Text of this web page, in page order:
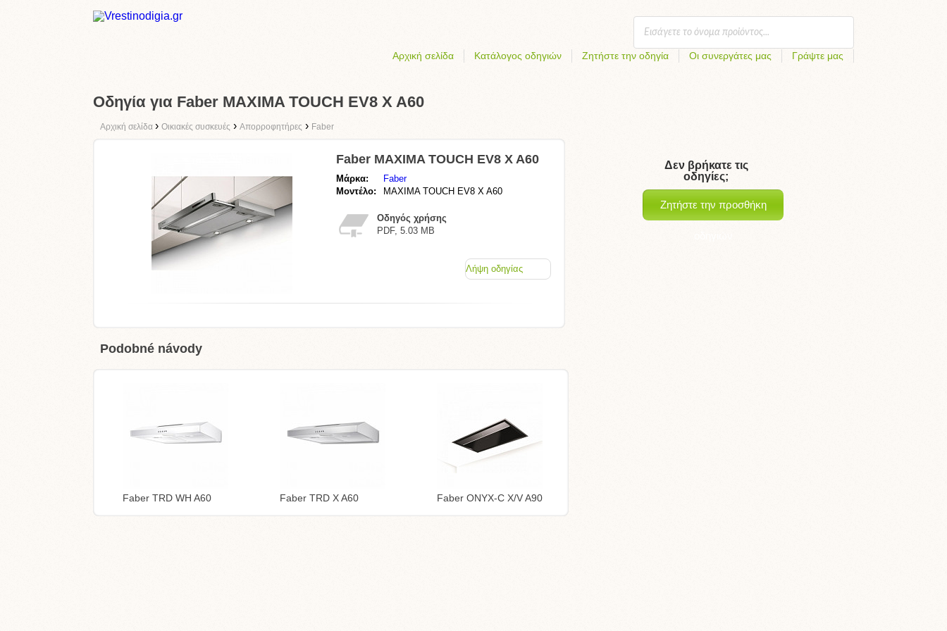
Αρχική σελίδα Κατάλογος οδηγιών Ζητήστε την οδηγία Οι συνεργάτες μας Γράψτε μας
Οδηγία για Faber MAXIMA TOUCH EV8 X A60
Αρχική σελίδα › Οικιακές συσκευές › Απορροφητήρες › Faber
Faber MAXIMA TOUCH EV8 X A60
Μάρκα:
Faber
Μοντέλο:
MAXIMA TOUCH EV8 X A60
Οδηγός χρήσης
PDF, 5.03 MB
Λήψη οδηγίας
Podobné návody
Faber TRD WH A60 Faber TRD X A60 Faber ONYX-C X/V A90
Δεν βρήκατε τις
οδηγίες;
Ζητήστε την προσθήκη